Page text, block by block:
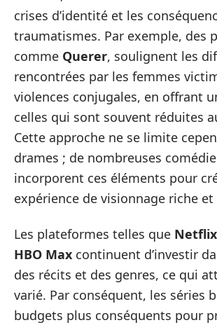
crises d’identité et les
traumatismes. Par exemple, des
comme Querer, soulignent les
rencontrées par les femmes
violences conjugales, en offrant
celles qui sont souvent réduites
Cette approche ne se limite
drames ; de nombreuses
incorporent ces éléments pour
expérience de visionnage riche et
Les plateformes telles que Netflix
HBO Max continuent d’investir
des récits et des genres, ce qui
varié. Par conséquent, les séries
budgets plus conséquents pour